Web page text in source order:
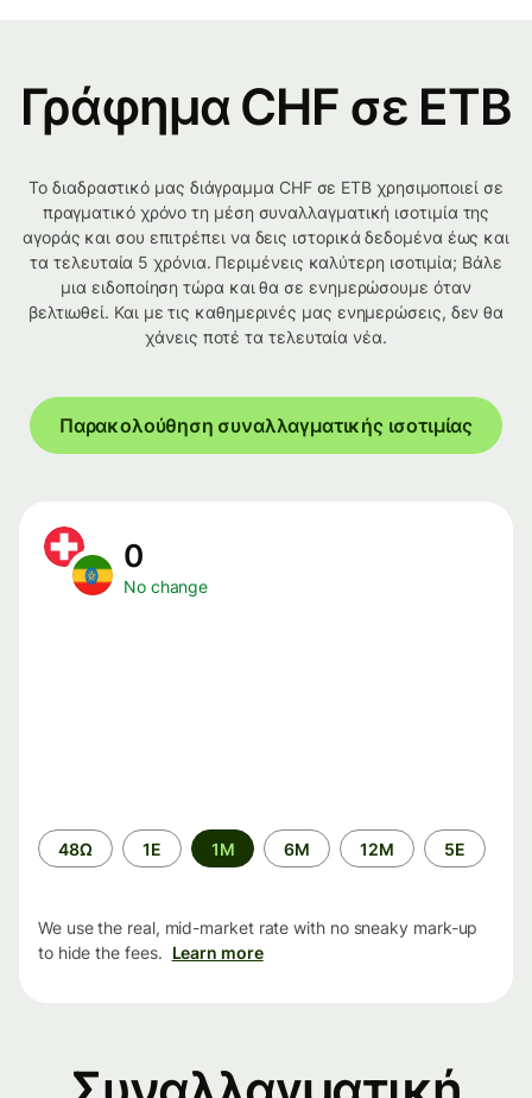
Γράφημα CHF σε ETB
Το διαδραστικό μας διάγραμμα CHF σε ETB χρησιμοποιεί σε
πραγματικό χρόνο τη μέση συναλλαγματική ισοτιμία της
αγοράς και σου επιτρέπει να δεις ιστορικά δεδομένα έως και
τα τελευταία 5 χρόνια. Περιμένεις καλύτερη ισοτιμία; Βάλε
μια ειδοποίηση τώρα και θα σε ενημερώσουμε όταν
βελτιωθεί. Και με τις καθημερινές μας ενημερώσεις, δεν θα
χάνεις ποτέ τα τελευταία νέα.
Παρακολούθηση συναλλαγματικής ισοτιμίας
0
No change
Time
period
48Ω 1Ε 1M 6M 12M 5Ε
We use the real, mid-market rate with no sneaky mark-up
to hide the fees. Learn more